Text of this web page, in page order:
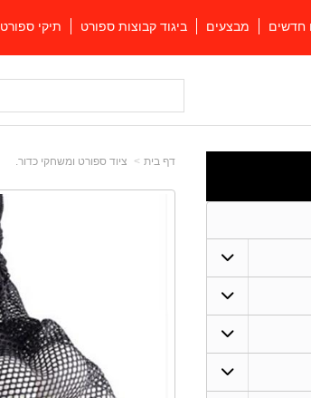
חדשים מבצעים ביגוד קבוצות ספורט תיקי ספורט
דף בית ציוד ספורט ומשחקי כדור.